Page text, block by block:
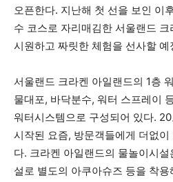
오픈한다. 지난해 첫 선을 보인 이
수 코스로 자리매김한 서울랜드
시원하고 짜릿한 체험을 선사할 예
서울랜드 크라켄 아일랜드의 1층
물대포, 바닥분수, 워터 스프레이
워터시스템으로 구성되어 있다.
시작된 요즘, 방문객들에게 더없
다. 크라켄 아일랜드의 물놀이시
설로 별도의 아쿠아슈즈 등을 착